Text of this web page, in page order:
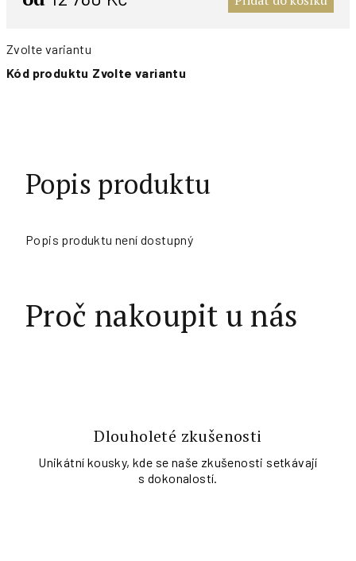
Zvolte variantu
Kód produktu Zvolte variantu
Popis produktu
Popis produktu není dostupný
Proč nakoupit u nás
Dlouholeté zkušenosti
Unikátní kousky, kde se naše zkušenosti setkávají
s dokonalostí.